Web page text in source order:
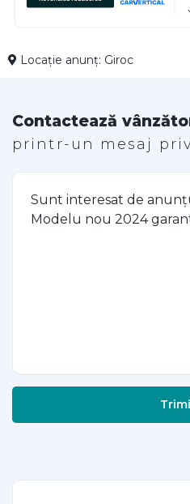
Locație anunț: Giroc
Contactează
printr-un mesaj